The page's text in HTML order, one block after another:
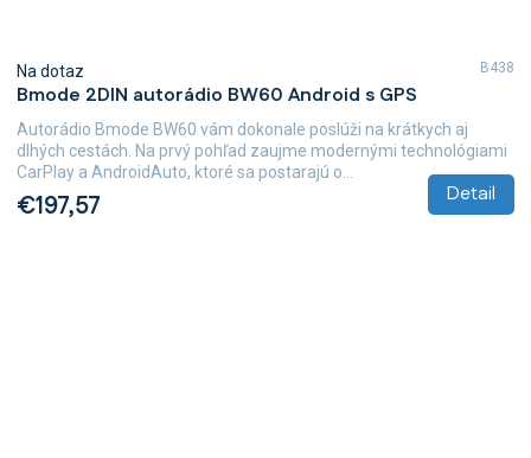
Bmode 2DIN autorádio BW60 Android s GPS
Na dotaz
€197,57 Detail
Autorádio Bmode BW60 vám dokonale poslúži na krátkych aj
dlhých cestách. Na prvý pohľad zaujme modernými technológiami
CarPlay a AndroidAuto, ktoré sa postarajú o...
B438